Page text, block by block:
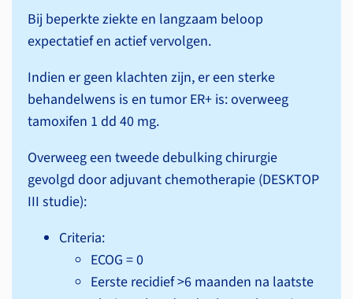
Bij beperkte ziekte en langzaam beloop
expectatief en actief vervolgen.
Indien er geen klachten zijn, er een sterke
behandelwens is en tumor ER+ is: overweeg
tamoxifen 1 dd 40 mg.
Overweeg een tweede debulking chirurgie
gevolgd door adjuvant chemotherapie (DESKTOP
III studie):
Criteria:
ECOG = 0
Eerste recidief >6 maanden na laatste